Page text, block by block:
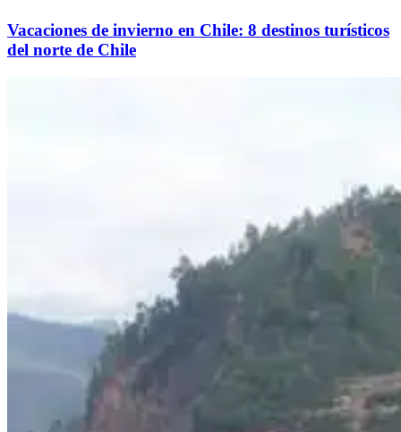
Vacaciones de invierno en Chile: 8 destinos turísticos
del norte de Chile